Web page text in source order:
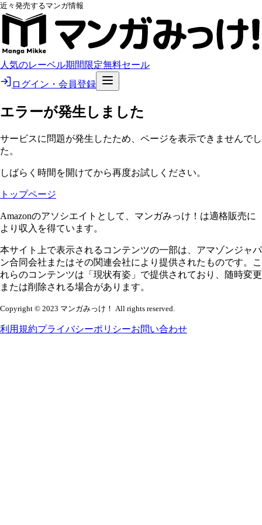
近々発売するマンガ情報
人気のレーベル期間限定無料セール
ログイン・会員登録
エラーが発生しました
サービスに問題が発生したため、ページを表示できませんでし
た。
しばらく時間を開けてから再度お試しください。
トップページ
Amazonのアソシエイトとして、マンガみっけ！は適格販売に
より収入を得ています。
本サイト上で表示されるコンテンツの一部は、アマゾンジャパ
ン合同会社またはその関連会社により提供されたものです。こ
れらのコンテンツは「現状有姿」で提供されており、随時変更
または削除される場合があります。
Copyright © 2023 マンガみっけ！ All rights reserved.
利用規約プライバシーポリシーお問い合わせ